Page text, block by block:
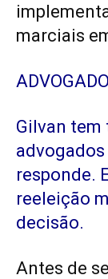
marciais
Gilvan tem
responde.
reeleição
decisão.
Antes de